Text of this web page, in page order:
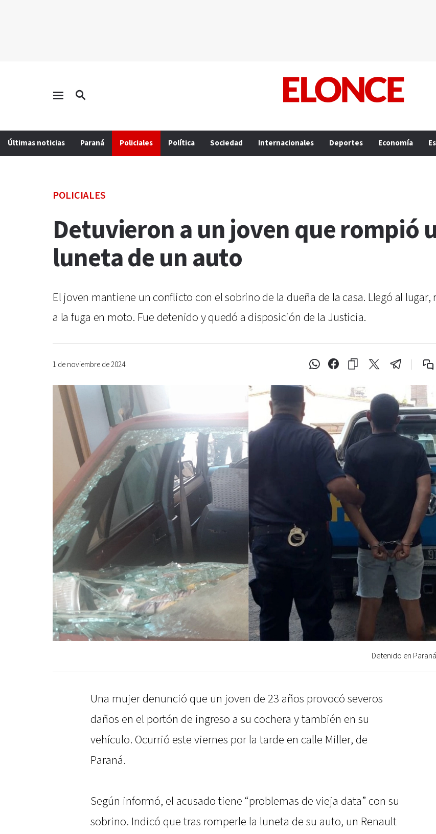
Últimas noticias Paraná Policiales Política Sociedad Internacionales Deportes Economía
POLICIALES
Detuvieron a un joven que rompió
luneta de un auto
El joven mantiene un conflicto con el sobrino de la dueña de la casa. Llegó al
a la fuga en moto. Fue detenido y quedó a disposición de la Justicia.
1 de noviembre de 2024
Detenido en Paraná
Una mujer denunció que un joven de 23 años provocó severos
daños en el portón de ingreso a su cochera y también en su
vehículo. Ocurrió este viernes por la tarde en calle Miller, de
Paraná.
Según informó, el acusado tiene “problemas de vieja data” con su
sobrino. Indicó que tras romperle la luneta de su auto, un Renault